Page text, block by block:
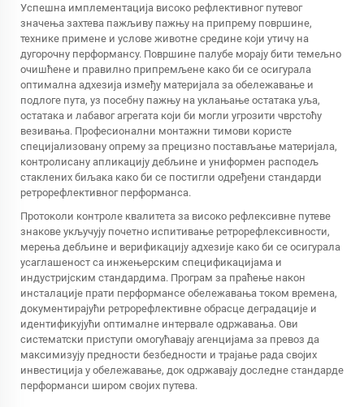
Успешна имплементација високо рефлективног путевог
значења захтева пажљиву пажњу на припрему површине,
технике примене и услове животне средине који утичу на
дугорочну перформансу. Површине палубе морају бити темељно
очишћене и правилно припремљене како би се осигурала
оптимална адхезија између материјала за обележавање и
подлоге пута, уз посебну пажњу на уклањање остатака уља,
остатака и лабавог агрегата који би могли угрозити чврстоћу
везивања. Професионални монтажни тимови користе
специјализовану опрему за прецизно постављање материјала,
контролисану апликацију дебљине и униформен расподељ
стаклених биљака како би се постигли одређени стандарди
ретрорефлективног перформанса.
Протоколи контроле квалитета за високо рефлексивне путеве
знакове укључују почетно испитивање ретрорефлексивности,
мерења дебљине и верификацију адхезије како би се осигурала
усаглашеност са инжењерским спецификацијама и
индустријским стандардима. Програм за праћење након
инсталације прати перформансе обележавања током времена,
документирајући ретрорефлективне обрасце деградације и
идентификујући оптималне интервале одржавања. Ови
систематски приступи омогућавају агенцијама за превоз да
максимизују предности безбедности и трајање рада својих
инвестиција у обележавање, док одржавају доследне стандарде
перформанси широм својих путева.